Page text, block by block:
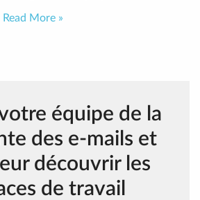
Read More »
équipe de la
des e-mails et
découvrir les
de travail